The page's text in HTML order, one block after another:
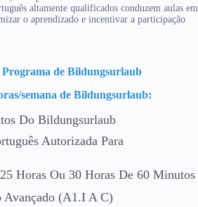
altamente qualificados conduzem aulas em
o aprendizado e incentivar a participação
de Bildungsurlaub
semana de Bildungsurlaub:
Do Bildungsurlaub
Autorizada Para
Horas Ou 30 Horas De 60 Minutos
(A1.I A C)